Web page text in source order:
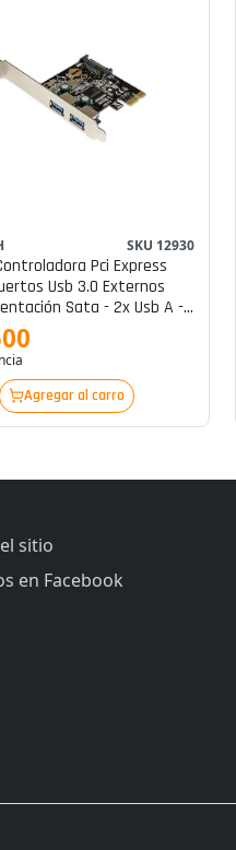
SKU 12930
Pci Express
Usb 3.0 Externos
Sata - 2x Usb A -
- Adaptador Usb - Pcie -
2 P/n Pexusb3s23
Agregar al carro
sitio
en Facebook